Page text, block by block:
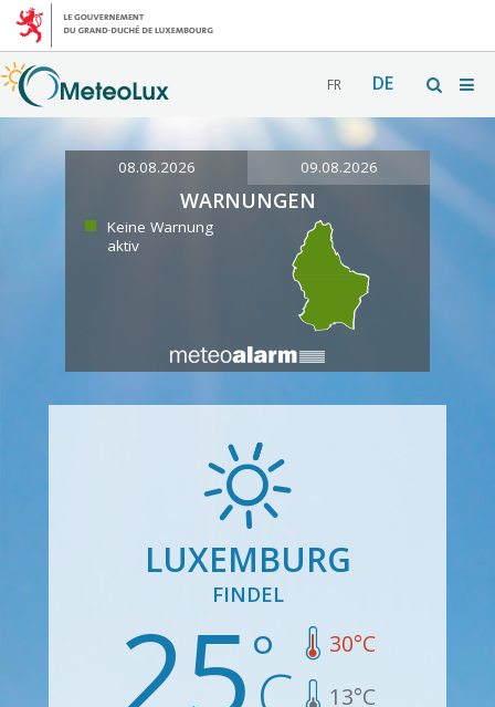
FR DE
08.08.2026 09.08.2026
WARNUNGEN
Keine Warnung
aktiv
LUXEMBURG
FINDEL
25 30°C
13°C